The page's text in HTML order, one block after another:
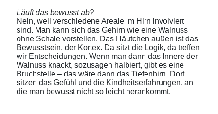
Läuft das bewusst ab?
Nein, weil verschiedene Areale im Hirn involviert
sind. Man kann sich das Gehirn wie eine Walnuss
ohne Schale vorstellen. Das Häutchen außen ist das
Bewusstsein, der Kortex. Da sitzt die Logik, da treffen
wir Entscheidungen. Wenn man dann das Innere der
Walnuss knackt, sozusagen halbiert, gibt es eine
Bruchstelle – das wäre dann das Tiefenhirn. Dort
sitzen das Gefühl und die Kindheitserfahrungen, an
die man bewusst nicht so leicht herankommt.